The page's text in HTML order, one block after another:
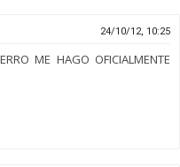
24/10/12, 10:25
ME HAGO OFICIALMENTE